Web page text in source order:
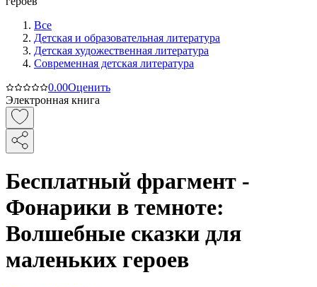
Все
Детская и образовательная литература
Детская художественная литература
Современная детская литература
0.00Оценить
Электронная книга
Бесплатный фрагмент -
Фонарики в темноте:
Волшебные сказки для
маленьких героев